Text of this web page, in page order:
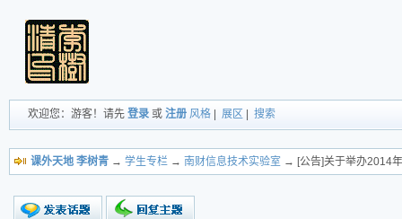
欢迎您：游客！请先 登录 或 注册 风格 展区 搜索
课外天地 李树青 → 学生专栏 → 南财信息技术实验室 → [公告]关于举办2014